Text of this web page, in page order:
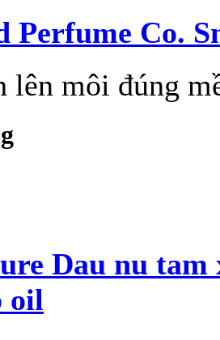
Perfume Co.
lên môi đúng
Dau nu
oil